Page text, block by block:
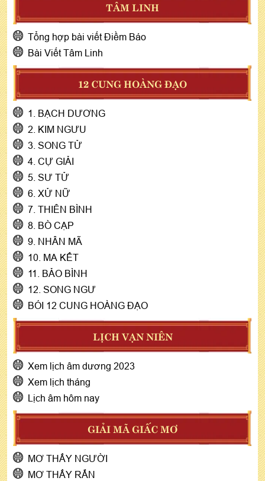
TÂM LINH
Tổng hợp bài viết Điềm Báo
Bài Viết Tâm Linh
12 CUNG HOÀNG ĐẠO
1. BẠCH DƯƠNG
2. KIM NGƯU
3. SONG TỬ
4. CỰ GIẢI
5. SƯ TỬ
6. XỬ NỮ
7. THIÊN BÌNH
8. BÒ CẠP
9. NHÂN MÃ
10. MA KẾT
11. BẢO BÌNH
12. SONG NGƯ
BÓI 12 CUNG HOÀNG ĐẠO
LỊCH VẠN NIÊN
Xem lịch âm dương 2023
Xem lịch tháng
Lịch âm hôm nay
GIẢI MÃ GIẤC MƠ
MƠ THẤY NGƯỜI
MƠ THẤY RẮN